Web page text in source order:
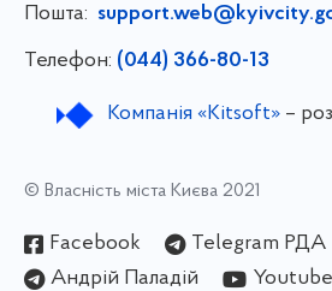
Пошта:
Телефон: (044) 366-80-13
Компанія «Kitsoft»–
© Власність міста Києва 2021
Facebook
Telegram РДА
Андрій Паладій
Youtube